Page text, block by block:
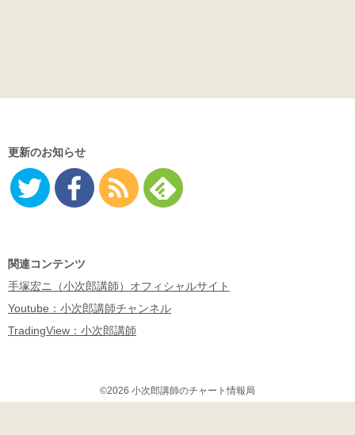
更新のお知らせ
関連コンテンツ
手塚宏ニ（小次郎講師）オフィシャルサイト
Youtube：小次郎講師チャンネル
TradingView：小次郎講師
©2026 小次郎講師のチャート情報局